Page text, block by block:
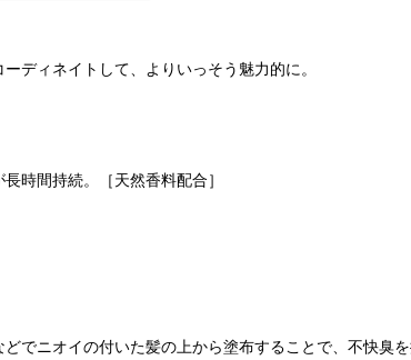
ディネイトして、よりいっそう魅力的に。
時間持続。［天然香料配合］
ニオイの付いた髪の上から塗布することで、不快臭を